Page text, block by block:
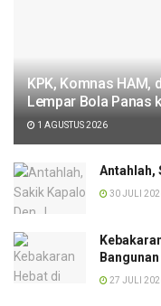
KPK, Komnas HAM,
Lempar Bola Panas
1 AGUSTUS 2026
Antahlah,
30 JULI
27 JULI